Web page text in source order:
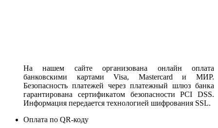
На нашем сайте организована онлайн оплата
банковскими картами Visa, Mastercard и МИР.
Безопасность платежей через платежный шлюз банка
гарантирована сертификатом безопасности PCI DSS.
Информация передается технологией шифрования SSL.
Оплата по QR-коду